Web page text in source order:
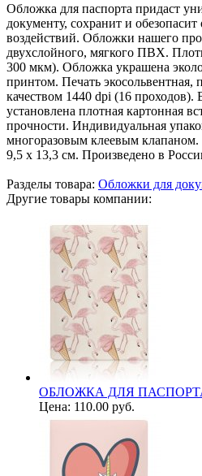
Обложка для паспорта придаст
документу, сохранит и
воздействий. Обложки нашего
двухслойного, мягкого ПВХ.
300 мкм). Обложка украшена
принтом. Печать экосольвентная,
качеством 1440 dpi (16
установлена плотная картонная
прочности. Индивидуальная
многоразовым клеевым
9,5 х 13,3 см. Произведено в
Разделы товара: Обложки для
Другие товары компании:
ОБЛОЖКА ДЛЯ ПАСПОРТА
Цена: 110.00 руб.